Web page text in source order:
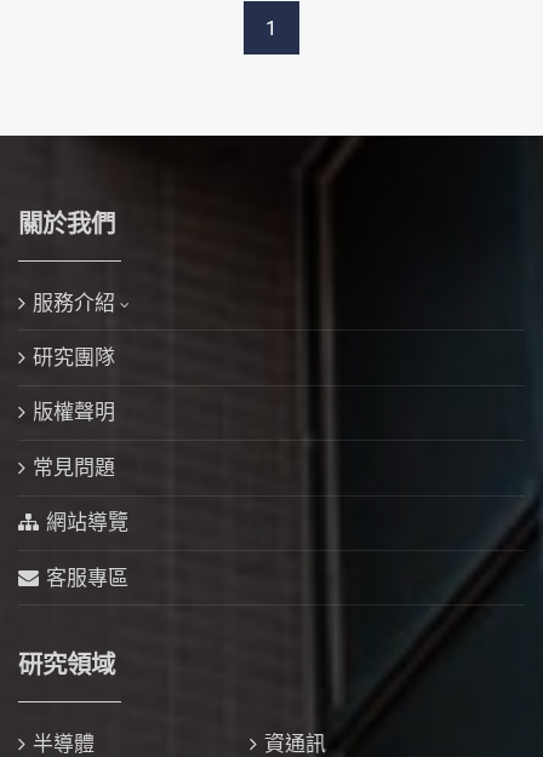
1
關於我們
服務介紹
研究團隊
版權聲明
常見問題
網站導覽
客服專區
研究領域
半導體 資通訊